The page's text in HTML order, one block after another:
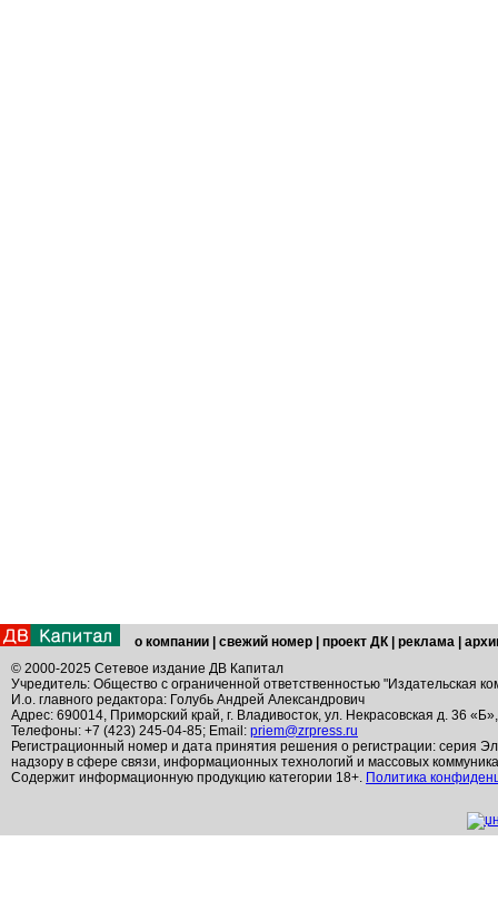
о компании свежий номер проект ДК реклама
© 2000-2025 Сетевое издание ДВ Капитал
Учредитель: Общество с ограниченной ответственностью "Издательская
И.о. главного редактора: Голубь Андрей Александрович
Адрес: 690014, Приморский край, г. Владивосток, ул. Некрасовская д. 36
Телефоны: +7 (423) 245-04-85; Email: priem@zrpress.ru
Регистрационный номер и дата принятия решения о регистрации: серия
надзору в сфере связи, информационных технологий и массовых
Содержит информационную продукцию категории 18+. Политика